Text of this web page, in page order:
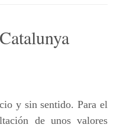
y sin sentido. Para el
de unos valores